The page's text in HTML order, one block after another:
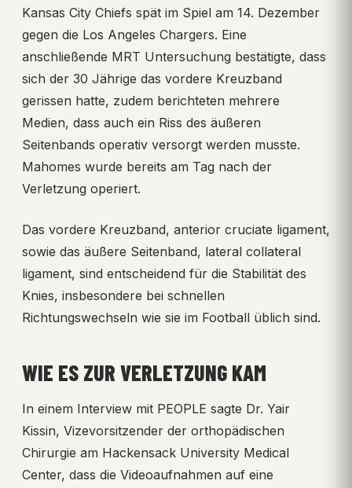
Kansas City Chiefs spät im Spiel am 14. Dezember
gegen die Los Angeles Chargers. Eine
anschließende MRT Untersuchung bestätigte, dass
sich der 30 Jährige das vordere Kreuzband
gerissen hatte, zudem berichteten mehrere
Medien, dass auch ein Riss des äußeren
Seitenbands operativ versorgt werden musste.
Mahomes wurde bereits am Tag nach der
Verletzung operiert.
Das vordere Kreuzband, anterior cruciate ligament,
sowie das äußere Seitenband, lateral collateral
ligament, sind entscheidend für die Stabilität des
Knies, insbesondere bei schnellen
Richtungswechseln wie sie im Football üblich sind.
WIE ES ZUR VERLETZUNG KAM
In einem Interview mit PEOPLE sagte Dr. Yair
Kissin, Vizevorsitzender der orthopädischen
Chirurgie am Hackensack University Medical
Center, dass die Videoaufnahmen auf eine